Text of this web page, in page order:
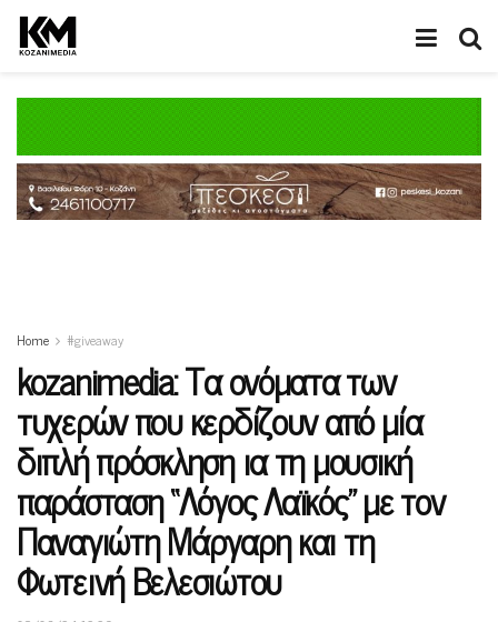
Home #giveaway
kozanimedia: Τα ονόματα των
τυχερών που κερδίζουν από μία
διπλή πρόσκληση ια τη μουσική
παράσταση “Λόγος Λαϊκός” με τον
Παναγιώτη Μάργαρη και τη
Φωτεινή Βελεσιώτου